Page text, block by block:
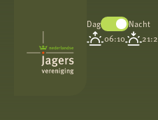
Koninklijke
Nederlandse
Jagersvereniging
Dag
Nacht
06:10